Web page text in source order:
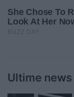
Ultime news